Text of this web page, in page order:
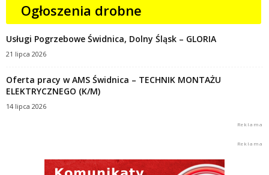
Ogłoszenia drobne
Usługi Pogrzebowe Świdnica, Dolny Śląsk – GLORIA
21 lipca 2026
Oferta pracy w AMS Świdnica – TECHNIK MONTAŻU
ELEKTRYCZNEGO (K/M)
14 lipca 2026